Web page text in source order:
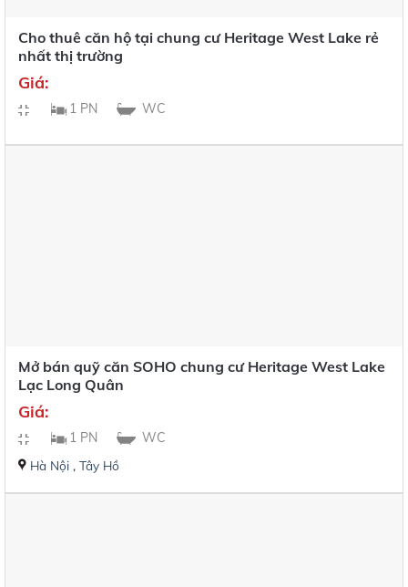
Cho thuê căn hộ tại chung cư Heritage West Lake rẻ
nhất thị trường
Giá:
1 PN WC
Mở bán quỹ căn SOHO chung cư Heritage West Lake
Lạc Long Quân
Giá:
1 PN WC
Hà Nội, Tây Hồ